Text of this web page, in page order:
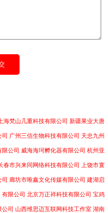
海梵山几重科技有限公司 新疆果业大唐
广州三信生物科技有限公司 天忠九州
公司 威海海珂孵化器有限公司 杭州亚
春市兴来同网络科技有限公司 上饶市寰
廊坊市唯鑫文化传媒有限公司 建湖启
限公司 北京万正祥科技有限公司 宝鸡
司 山西维思迈互联网科技工作室 湖南